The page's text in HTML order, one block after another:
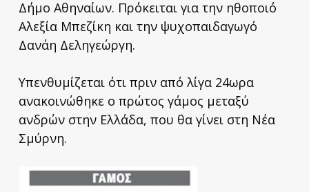
Δήμο Αθηναίων. Πρόκειται για την ηθοποιό
Αλεξία Μπεζίκη και την ψυχοπαιδαγωγό
Δανάη Δεληγεώργη.
Υπενθυμίζεται ότι πριν από λίγα 24ωρα
ανακοινώθηκε ο πρώτος γάμος μεταξύ
ανδρών στην Ελλάδα, που θα γίνει στη Νέα
Σμύρνη.